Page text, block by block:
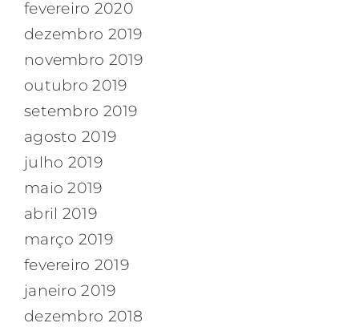
fevereiro 2020
dezembro 2019
novembro 2019
outubro 2019
setembro 2019
agosto 2019
julho 2019
maio 2019
abril 2019
março 2019
fevereiro 2019
janeiro 2019
dezembro 2018